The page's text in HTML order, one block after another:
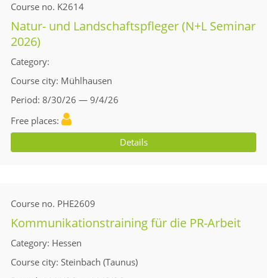
Course no. K2614
Natur- und Landschaftspfleger (N+L Seminar
2026)
Category
Course city Mühlhausen
Period 8/30/26 — 9/4/26
Free places
Details
Course no. PHE2609
Kommunikationstraining für die PR-Arbeit
Category Hessen
Course city Steinbach (Taunus)